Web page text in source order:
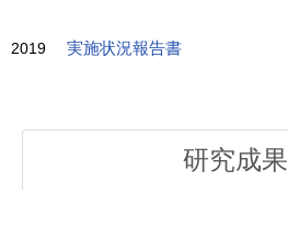
2019 実施状況報告書
研究成果